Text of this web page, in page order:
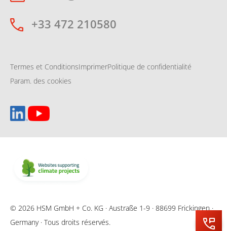
+33 472 210580
Termes et ConditionsImprimerPolitique de confidentialité
Param. des cookies
© 2026 HSM GmbH + Co. KG · Austraße 1-9 · 88699 Frickingen ·
Germany · Tous droits réservés.